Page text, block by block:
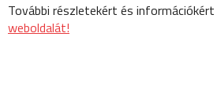
További részletekért és információkért
weboldalát!